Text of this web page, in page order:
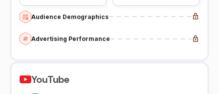
Audience Demographics
Advertising Performance
YouTube